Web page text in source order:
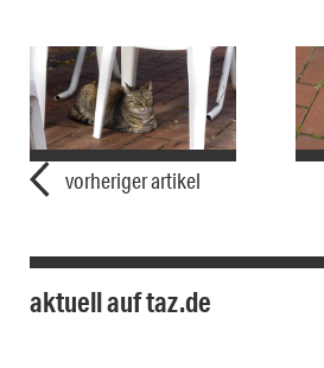
vorheriger artikel
aktuell auf taz.de